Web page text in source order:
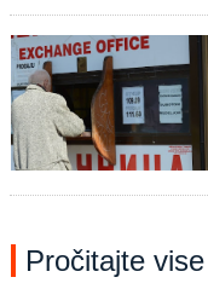
Pročitajte vise